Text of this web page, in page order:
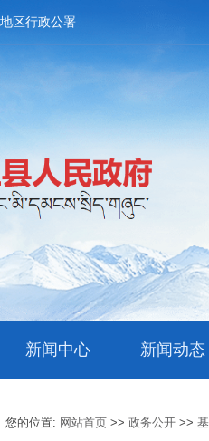
区行政公署
新闻中心 新闻动态
您的位置: 网站首页 >>政务公开 >>